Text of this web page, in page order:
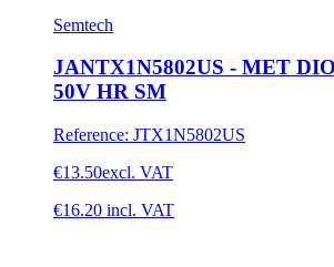
Semtech
JANTX1N5802US - MET
50V HR SM
Reference: JTX1N5802US
€13.50excl. VAT
€16.20 incl. VAT